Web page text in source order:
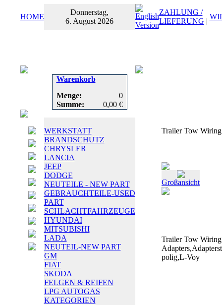
HOME
Donnerstag,
6. August 2026
ZAHLUNG /
LIEFERUNG |
Warenkorb
Menge:
0
Summe:
0,00 €
WERKSTATT
BRANDSCHUTZ
CHRYSLER
LANCIA
JEEP
DODGE
NEUTEILE - NEW PART
GEBRAUCHTEILE-USED
PART
SCHLACHTFAHRZEUGE
HYUNDAI
MITSUBISHI
LADA
NEUTEIL-NEW PART
GM
FIAT
SKODA
FELGEN & REIFEN
LPG AUTOGAS
KATEGORIEN
Trailer Tow
Großansicht
Trailer Tow Wiring
polig,L-Voy